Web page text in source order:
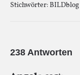
Stichwörter:BILDblog
238 Antworten